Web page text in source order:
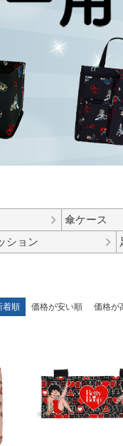
傘ケース
ション
着順 価格が安い順 価格が